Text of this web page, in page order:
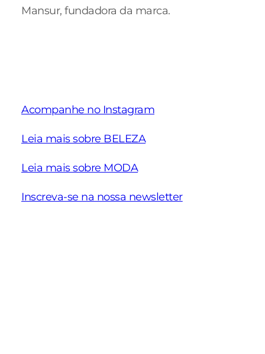
Mansur, fundadora da marca.
Acompanhe no Instagram
Leia mais sobre BELEZA
Leia mais sobre MODA
Inscreva-se na nossa newsletter